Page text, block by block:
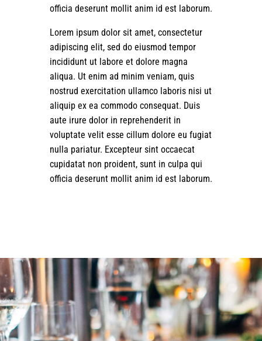
officia deserunt mollit anim id est laborum.
Lorem ipsum dolor sit amet, consectetur
adipiscing elit, sed do eiusmod tempor
incididunt ut labore et dolore magna
aliqua. Ut enim ad minim veniam, quis
nostrud exercitation ullamco laboris nisi ut
aliquip ex ea commodo consequat. Duis
aute irure dolor in reprehenderit in
voluptate velit esse cillum dolore eu fugiat
nulla pariatur. Excepteur sint occaecat
cupidatat non proident, sunt in culpa qui
officia deserunt mollit anim id est laborum.